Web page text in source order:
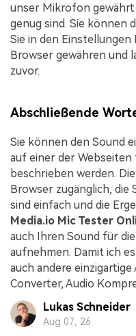
unser Mikrofon gewährt
genug sind. Sie können
Sie in den
Browser gewähren und
zuvor.
Abschließende
Sie können den Sound
auf einer der Webseiten
beschrieben werden.
Browser zugänglich,
sind einfach und die
Media.io Mic Tester
auch Ihren Sound für
aufnehmen. Damit ich
auch andere
Converter, Audio
Lukas Schneider
Aug 07, 26